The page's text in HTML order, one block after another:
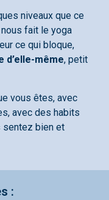
niveaux que ce
fait le yoga
ce qui bloque,
d’elle-même, petit
vous êtes, avec
avec des habits
sentez bien et
: